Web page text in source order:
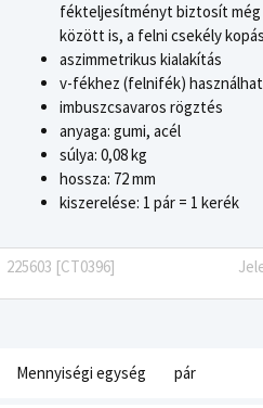
fékteljesítményt biztosít még
között is, a felni csekély
aszimmetrikus kialakítás
v-fékhez (felnifék)
imbuszcsavaros rögztés
anyaga: gumi, acél
súlya: 0,08 kg
hossza: 72 mm
kiszerelése: 1 pár = 1 kerék
225603 [CT0396]
Mennyiségi egység pár